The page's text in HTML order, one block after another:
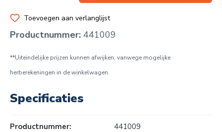
Toevoegen aan verlanglijst
Productnummer: 441009
**Uiteindelijke prijzen kunnen afwijken, vanwege mogelijke
herberekeningen in de winkelwagen.
Specificaties
Productnummer: 441009